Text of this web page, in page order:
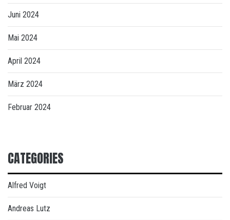
Juni 2024
Mai 2024
April 2024
März 2024
Februar 2024
CATEGORIES
Alfred Voigt
Andreas Lutz